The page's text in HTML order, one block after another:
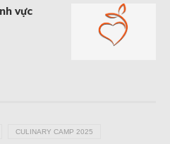
vực
CULINARY CAMP 2025